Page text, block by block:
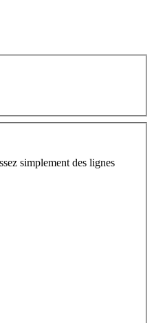
simplement des lignes